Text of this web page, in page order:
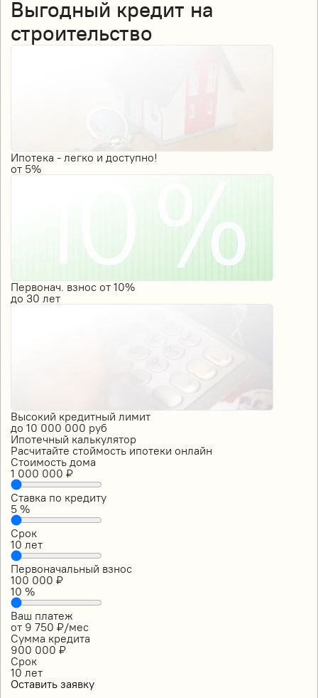
Выгодный кредит на
строительство
Ипотека - легко и доступно!
от 5%
Первонач. взнос от 10%
до 30 лет
Высокий кредитный лимит
до 10 000 000 руб
Ипотечный калькулятор
Расчитайте стоймость ипотеки онлайн
Стоимость дома
1 000 000 ₽
Ставка по кредиту
5 %
Срок
10 лет
Первоначальный взнос
100 000 ₽
10 %
Ваш платеж
от 9 750 ₽/мес
Сумма кредита
900 000 ₽
Срок
10 лет
Оставить заявку